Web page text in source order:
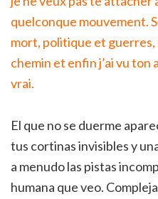
quelconque mouvement.
mort, politique et
chemin et enfin j’ai vu ton
vrai.
El que no se duerme
tus cortinas invisibles y
a menudo las pistas
humana que veo.